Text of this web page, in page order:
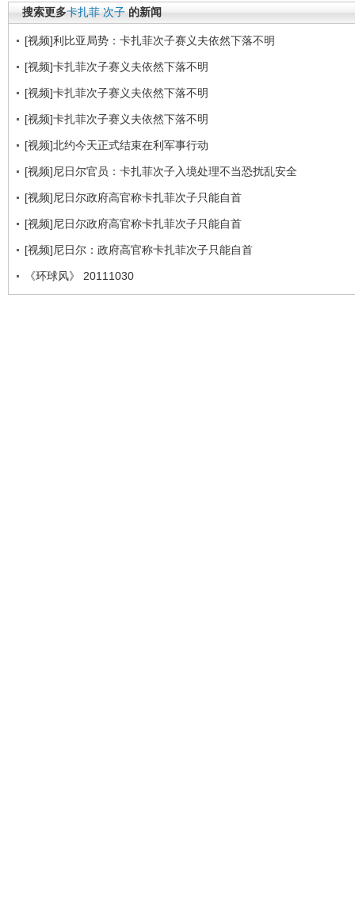
搜索更多卡扎菲 次子 的新闻
[视频]利比亚局势：卡扎菲次子赛义夫依然下落不明
[视频]卡扎菲次子赛义夫依然下落不明
[视频]卡扎菲次子赛义夫依然下落不明
[视频]卡扎菲次子赛义夫依然下落不明
[视频]北约今天正式结束在利军事行动
[视频]尼日尔官员：卡扎菲次子入境处理不当恐扰乱安全
[视频]尼日尔政府高官称卡扎菲次子只能自首
[视频]尼日尔政府高官称卡扎菲次子只能自首
[视频]尼日尔：政府高官称卡扎菲次子只能自首
《环球风》 20111030